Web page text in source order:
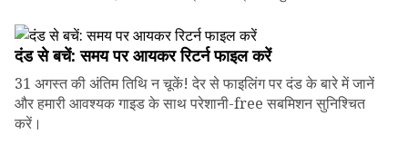
दंड से बचें: समय पर आयकर रिटर्न फाइल करें
31 अगस्त की अंतिम तिथि न चूकें! देर से फाइलिंग पर दंड के बारे में जानें
और हमारी आवश्यक गाइड के साथ परेशानी-free सबमिशन सुनिश्चित
करें।